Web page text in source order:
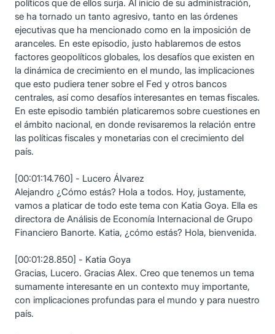
políticos que de ellos surja. Al inicio de su administración,
se ha tornado un tanto agresivo, tanto en las órdenes
ejecutivas que ha mencionado como en la imposición de
aranceles. En este episodio, justo hablaremos de estos
factores geopolíticos globales, los desafíos que existen en
la dinámica de crecimiento en el mundo, las implicaciones
que esto pudiera tener sobre el Fed y otros bancos
centrales, así como desafíos interesantes en temas fiscales.
En este episodio también platicaremos sobre cuestiones en
el ámbito nacional, en donde revisaremos la relación entre
las políticas fiscales y monetarias con el crecimiento del
país.
[00:01:14.760] - Lucero Álvarez
Alejandro ¿Cómo estás? Hola a todos. Hoy, justamente,
vamos a platicar de todo este tema con Katia Goya. Ella es
directora de Análisis de Economía Internacional de Grupo
Financiero Banorte. Katia, ¿cómo estás? Hola, bienvenida.
[00:01:28.850] - Katia Goya
Gracias, Lucero. Gracias Alex. Creo que tenemos un tema
sumamente interesante en un contexto muy importante,
con implicaciones profundas para el mundo y para nuestro
país.